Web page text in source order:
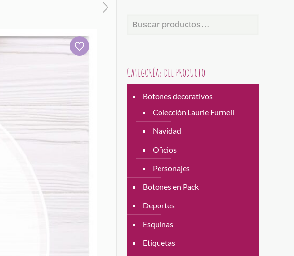
Categorías del producto
Botones decorativos
Colección Laurie Furnell
Navidad
Oficios
Personajes
Botones en Pack
Deportes
Esquinas
Etiquetas